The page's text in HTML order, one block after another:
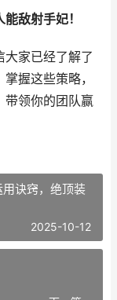
敌射手妃！
家已经了解了
握这些策略，
带领你的团队赢
诀窍，绝顶装
2025-10-12